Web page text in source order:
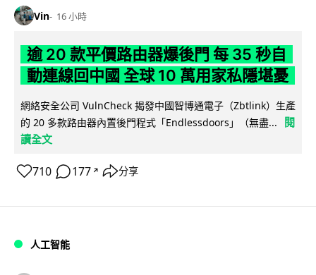
Vin 16 小時
逾 20 款平價路由器爆後門 每 35 秒自
動連線回中國 全球 10 萬用家私隱堪憂
網絡安全公司 VulnCheck 揭發中國智博通電子（Zbtlink）生產
的 20 多款路由器內置後門程式「Endlessdoors」（無盡...
閱
讀全文
710 177 ↗ 分享
人工智能